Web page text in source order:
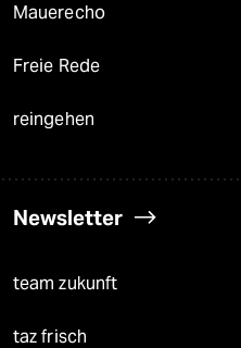
Mauerecho
Freie Rede
reingehen
Newsletter
team zukunft
taz frisch